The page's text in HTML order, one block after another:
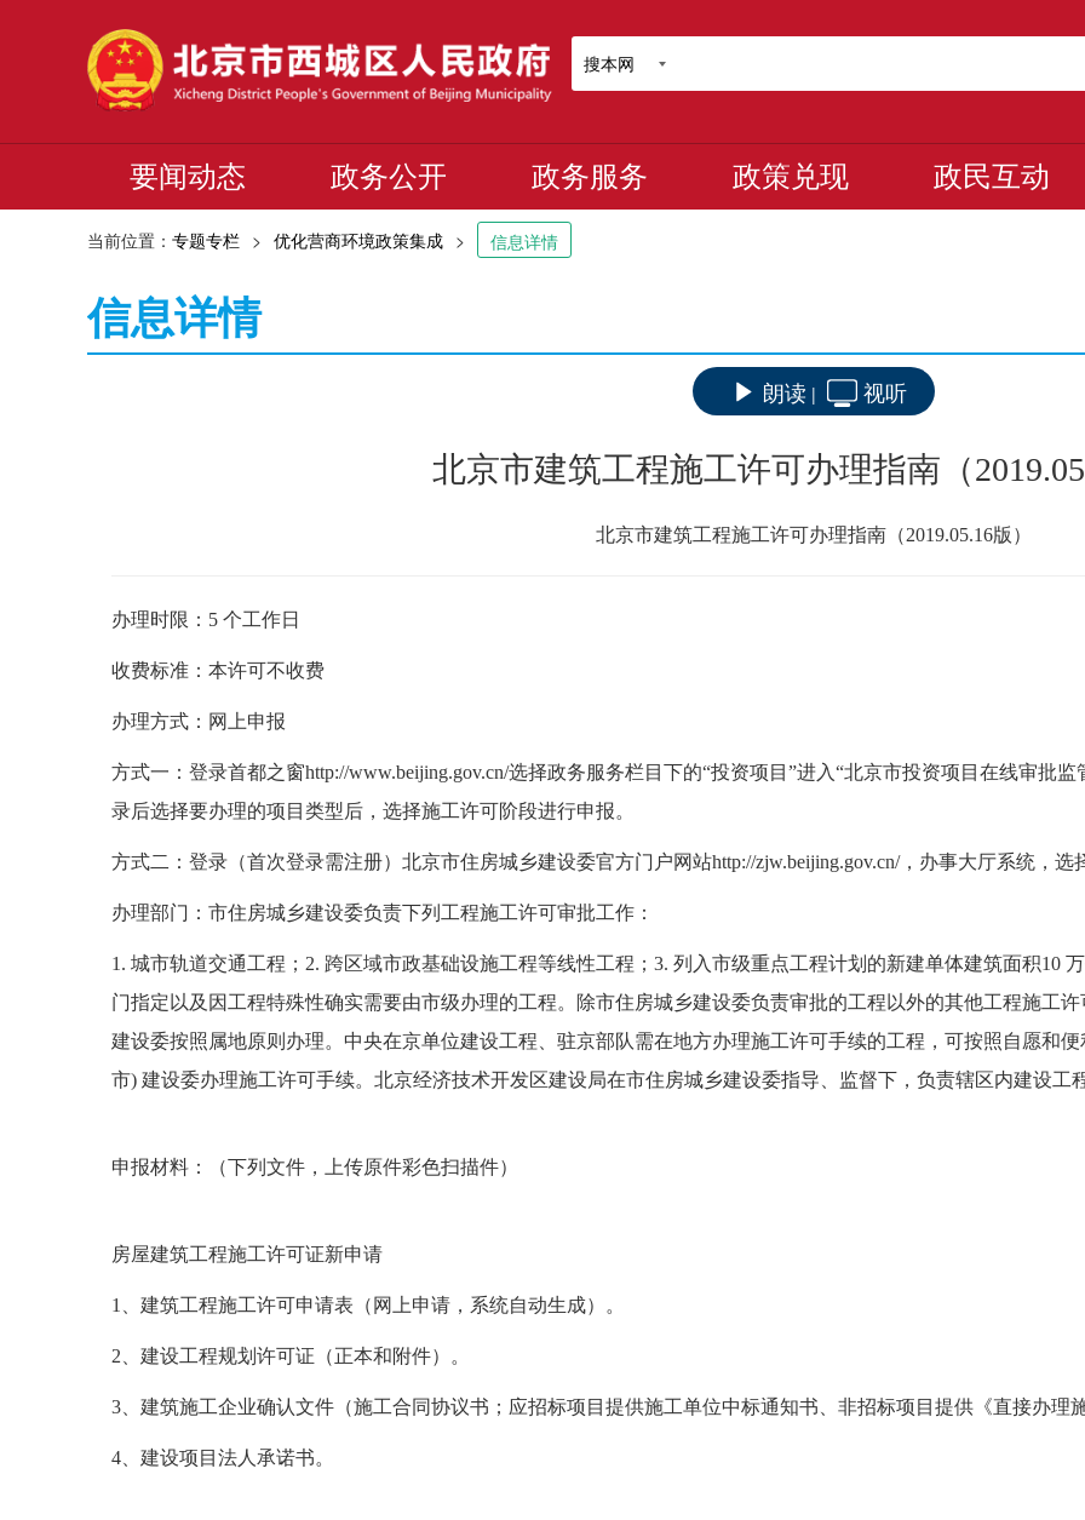
搜本网
要闻动态 政务公开 政务服务 政策兑现 政民互动
当前位置： 专题专栏 > 优化营商环境政策集成 > 信息详情
信息详情
朗读 | 视听
北京市建筑工程施工许可办理指南（
北京市建筑工程施工许可办理指南（2019.05.16版）
办理时限： 5 个工作日
收费标准： 本许可不收费
办理方式： 网上申报
方式一：登录首都之窗http://www.beijing.gov.cn/选择政务服务栏目下的“投资项目”进入“北京市投资项目在线审批
录后选择要办理的项目类型后，选择施工许可阶段进行申报。
方式二：登录（首次登录需注册）北京市住房城乡建设委官方门户网站http://zjw.beijing.gov.cn/，办事大厅系统，选
办理部门： 市住房城乡建设委负责下列工程施工许可审批工作：
1. 城市轨道交通工程；2. 跨区域市政基础设施工程等线性工程；3. 列入市级重点工程计划的新建单体建筑面积10
门指定以及因工程特殊性确实需要由市级办理的工程。除市住房城乡建设委负责审批的工程以外的其他工程施工
建设委按照属地原则办理。中央在京单位建设工程、驻京部队需在地方办理施工许可手续的工程，可按照自愿和
市) 建设委办理施工许可手续。北京经济技术开发区建设局在市住房城乡建设委指导、监督下，负责辖区内建设工
申报材料： （下列文件，上传原件彩色扫描件）
房屋建筑工程施工许可证新申请
1 、建筑工程施工许可申请表（网上申请，系统自动生成）。
2 、建设工程规划许可证（正本和附件）。
3 、建筑施工企业确认文件（施工合同协议书；应招标项目提供施工单位中标通知书、非招标项目提供《直接办理
4 、建设项目法人承诺书。